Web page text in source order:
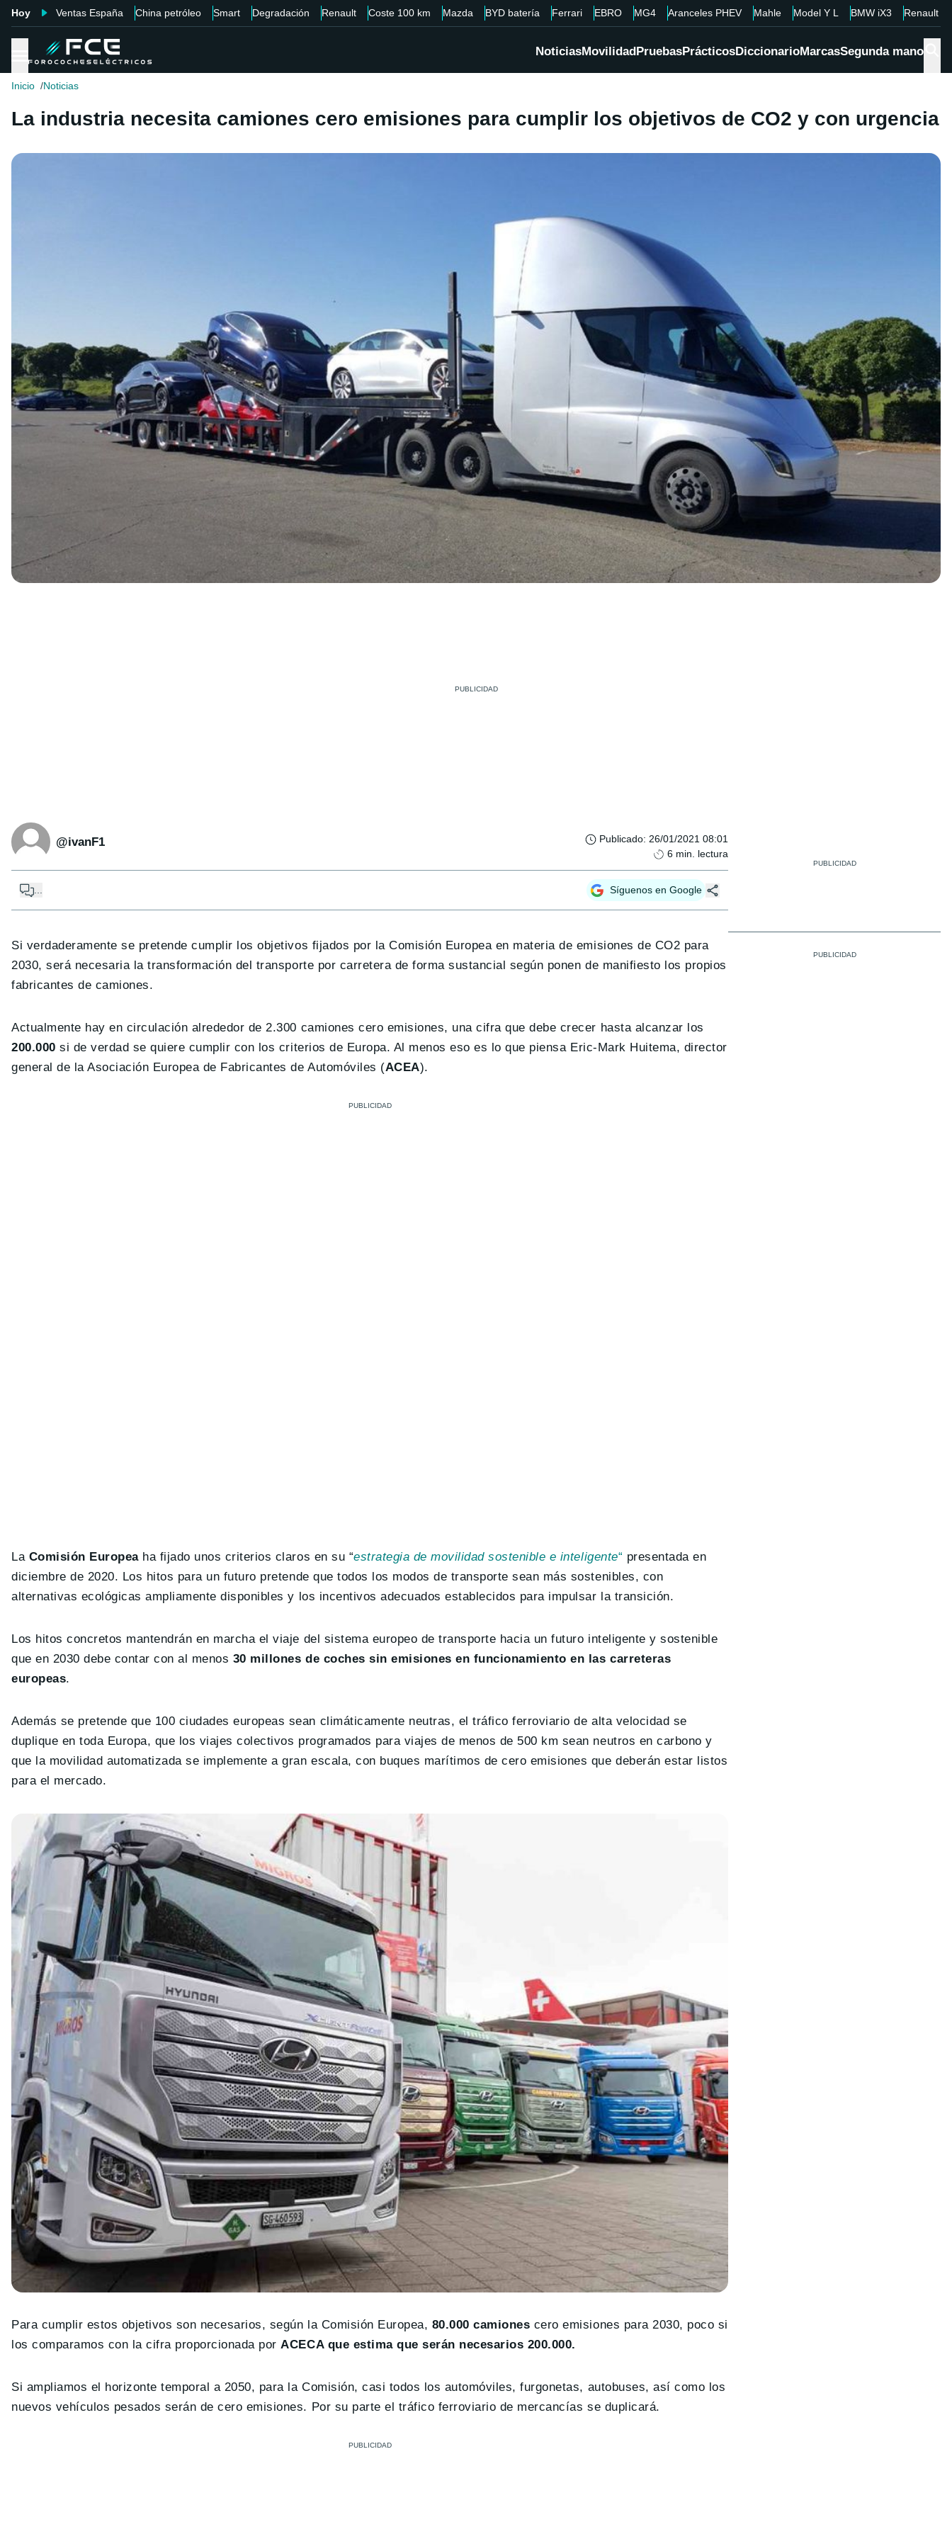
Hoy Ventas España China petróleo Smart Degradación Renault Coste 100 km Mazda BYD batería Ferrari EBRO MG4 Aranceles PHEV Mahle Model Y L BMW iX3 Renault
NoticiasMovilidadPruebasPrácticosDiccionarioMarcasSegunda mano
Inicio Noticias
La industria necesita camiones cero emisiones para cumplir los objetivos de CO2 y con urgencia
@ivanF1 Publicado: 26/01/2021 08:01
6 min. lectura
... Síguenos en Google
Si verdaderamente se pretende cumplir los objetivos fijados por la Comisión Europea en materia de emisiones de CO2 para
2030, será necesaria la transformación del transporte por carretera de forma sustancial según ponen de manifiesto los propios
fabricantes de camiones.
Actualmente hay en circulación alrededor de 2.300 camiones cero emisiones, una cifra que debe crecer hasta alcanzar los
200.000si de verdad se quiere cumplir con los criterios de Europa. Al menos eso es lo que piensa Eric-Mark Huitema, director
general de la Asociación Europea de Fabricantes de Automóviles (ACEA).
La Comisión Europea ha fijado unos criterios claros en su “estrategia de movilidad sostenible e inteligente“ presentada en
diciembre de 2020. Los hitos para un futuro pretende que todos los modos de transporte sean más sostenibles, con
alternativas ecológicas ampliamente disponibles y los incentivos adecuados establecidos para impulsar la transición.
Los hitos concretos mantendrán en marcha el viaje del sistema europeo de transporte hacia un futuro inteligente y sostenible
que en 2030 debe contar con al menos 30 millones de coches sin emisiones en funcionamiento en las carreteras
europeas.
Además se pretende que 100 ciudades europeas sean climáticamente neutras, el tráfico ferroviario de alta velocidad se
duplique en toda Europa, que los viajes colectivos programados para viajes de menos de 500 km sean neutros en carbono y
que la movilidad automatizada se implemente a gran escala, con buques marítimos de cero emisiones que deberán estar listos
para el mercado.
Para cumplir estos objetivos son necesarios, según la Comisión Europea, 80.000 camiones cero emisiones para 2030, poco si
los comparamos con la cifra proporcionada por ACECA que estima que serán necesarios 200.000.
Si ampliamos el horizonte temporal a 2050, para la Comisión, casi todos los automóviles, furgonetas, autobuses, así como los
nuevos vehículos pesados serán de cero emisiones. Por su parte el tráfico ferroviario de mercancías se duplicará.